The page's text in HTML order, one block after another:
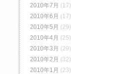
2010年7月 (17)
2010年6月 (17)
2010年5月 (29)
2010年4月 (25)
2010年3月 (29)
2010年2月 (32)
2010年1月 (23)